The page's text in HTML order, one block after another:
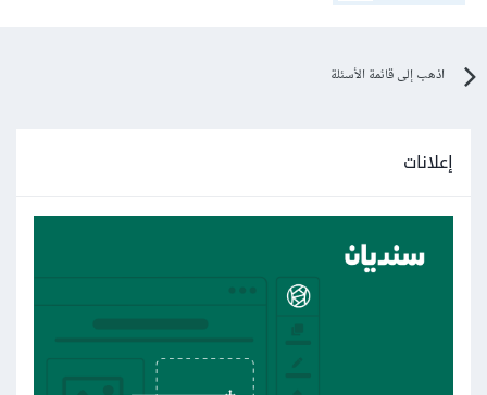
اذهب إلى قائمة الأسئلة
إعلانات